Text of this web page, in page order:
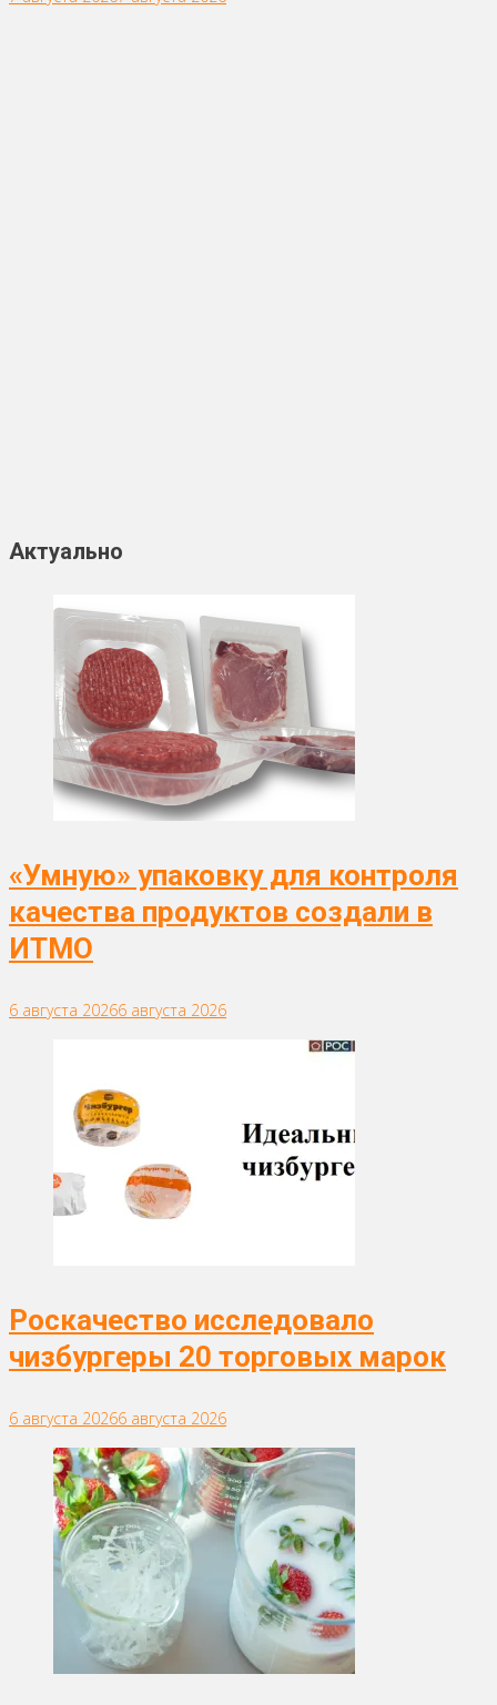
Актуально
«Умную» упаковку для контроля
качества продуктов создали в
ИТМО
6 августа 20266 августа 2026
Роскачество исследовало
чизбургеры 20 торговых марок
6 августа 20266 августа 2026